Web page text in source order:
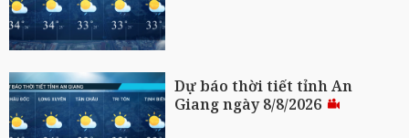
Dự báo thời tiết tỉnh An
Giang ngày 8/8/2026